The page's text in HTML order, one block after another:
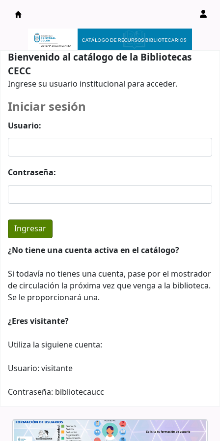
Catálogo en línea
Bienvenido al catálogo de la Bibliotecas
CECC
Ingrese su usuario institucional para acceder.
Iniciar sesión
Usuario:
Contraseña:
¿No tiene una cuenta activa en el catálogo?
Si todavía no tienes una cuenta, pase por el mostrador
de circulación la próxima vez que venga a la biblioteca.
Se le proporcionará una.
¿Eres visitante?
Utiliza la siguiene cuenta:
Usuario: visitante
Contraseña: bibliotecaucc